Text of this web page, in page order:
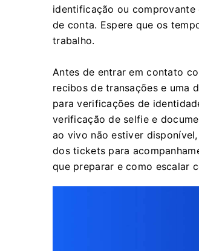
identificação ou comprovante
de conta. Espere que os
trabalho.
Antes de entrar em contato
recibos de transações e uma
para verificações de
verificação de selfie e
ao vivo não estiver
dos tickets para
que preparar e como escalar